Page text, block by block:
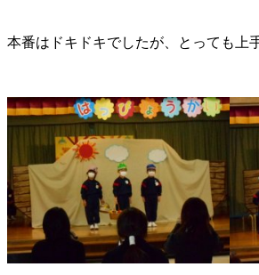
本番はドキドキでしたが、とっても上